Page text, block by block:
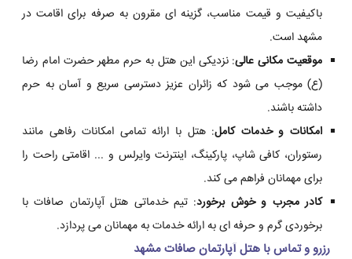
باکیفیت و قیمت مناسب، گزینه ای مقرون به صرفه برای اقامت در
مشهد است.
موقعیت مکانی عالی: نزدیکی این هتل به حرم مطهر حضرت امام رضا
(ع) موجب می شود که زائران عزیز دسترسی سریع و آسان به حرم
داشته باشند.
امکانات و خدمات کامل: هتل با ارائه تمامی امکانات رفاهی مانند
رستوران، کافی شاپ، پارکینگ، اینترنت وایرلس و ... اقامتی راحت را
برای مهمانان فراهم می کند.
کادر مجرب و خوش برخورد: تیم خدماتی هتل آپارتمان صافات با
برخوردی گرم و حرفه ای به ارائه خدمات به مهمانان می پردازد.
رزرو و تماس با هتل آپارتمان صافات مشهد